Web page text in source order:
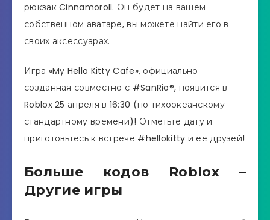
рюкзак Cinnamoroll. Он будет на вашем
собственном аватаре, вы можете найти его в
своих аксессуарах.
Игра «My Hello Kitty Cafe», официально
созданная совместно с #SanRio®, появится в
Roblox 25 апреля в 16:30 (по тихоокеанскому
стандартному времени)! Отметьте дату и
приготовьтесь к встрече #hellokitty и ее друзей!
Больше кодов Roblox –
Другие игры